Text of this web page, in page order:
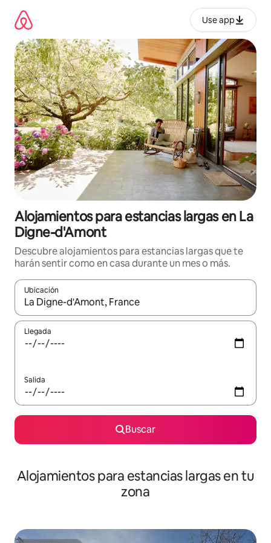
contenido
Use app
Alojamientos para estancias largas en La
Digne-d'Amont
Descubre alojamientos para estancias largas que te
harán sentir como en casa durante un mes o más.
Ubicación
Cuando los resultados estén disponibles, podrás navegar
Llegada
Salida
Buscar
Alojamientos para estancias largas en tu
zona